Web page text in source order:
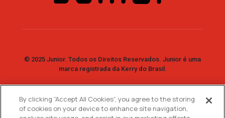
© 2025 Junior. Todos os Direitos Reservados. Junior é uma
marca registrada da Kerry do Brasil.
Fale Conosco
By clicking “Accept All Cookies”, you agree to the storing
of cookies on your device to enhance site navigation,